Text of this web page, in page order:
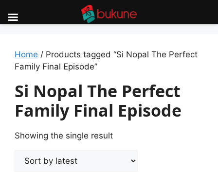
content
Home / Products tagged “Si Nopal The Perfect
Family Final Episode”
Si Nopal The Perfect
Family Final Episode
Showing the single result